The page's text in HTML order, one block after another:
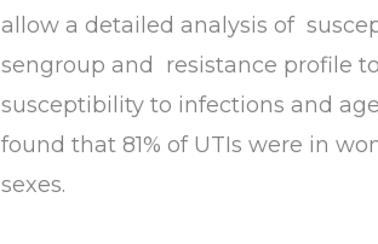
allow a detailed analysis of
sengroup and resistance profile
susceptibility to infections and
found that 81% of UTIs were in
sexes.